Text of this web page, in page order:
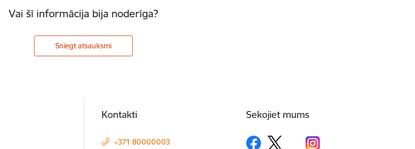
Vai šī informācija bija noderīga?
Sniegt atsauksmi
Kontakti
+371 80000003
Sekojiet mums